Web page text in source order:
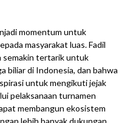
momentum untuk
masyarakat luas. Fadil
semakin tertarik untuk
biliar di Indonesia, dan bahwa
untuk mengikuti jejak
pelaksanaan turnamen
membangun ekosistem